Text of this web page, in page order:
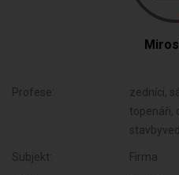
Profese:
zedníci,
topenáři,
Subjekt: Firma